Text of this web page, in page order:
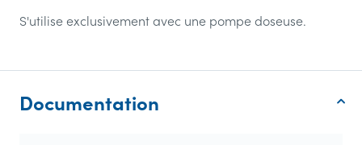
S'utilise exclusivement avec une pompe doseuse.
Documentation